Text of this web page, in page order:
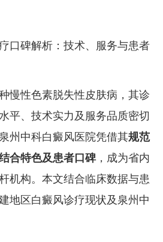
碑解析：技术、服务与患者
性色素脱失性皮肤病，其诊
平、技术实力及服务品质密切
州中科白癜风医院凭借其规范
合特色及患者口碑，成为省内
机构。本文结合临床数据与患
地区白癜风诊疗现状及泉州中